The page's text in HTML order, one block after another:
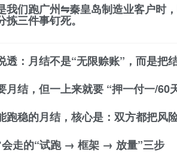
我们跑广州⇋秦皇岛制造业客户
拣三件事钉死。
透：月结不是“无限赊账”，而是把
月结，但一上来就要 “押一付一/60
跑稳的月结，核心是：双方都把风
会走的“试跑 → 框架 → 放量”三步